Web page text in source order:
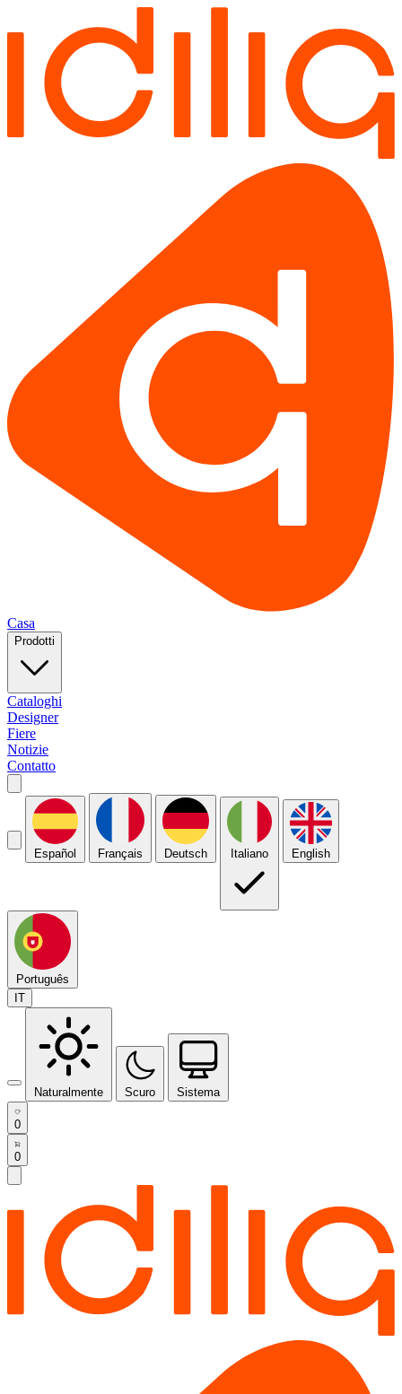
Casa
Prodotti
Cataloghi
Designer
Fiere
Notizie
Contatto
Español Français Deutsch Italiano English
Português
IT
Naturalmente Scuro Sistema
0
0